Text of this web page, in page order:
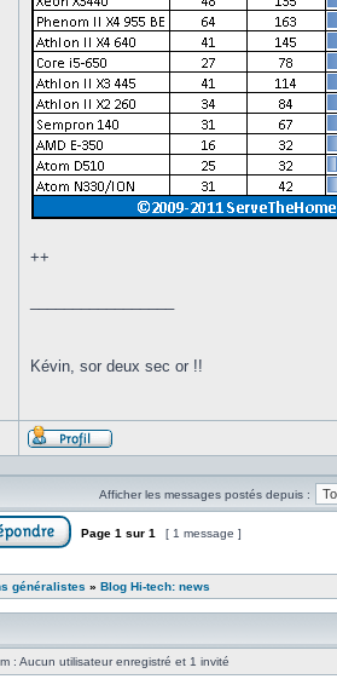
++
Kévin, sor deux sec or !!
Profil
Afficher les messages postés depuis :
Page 1 sur 1 [ 1 message ]
généralistes » Blog Hi-tech: news
: Aucun utilisateur enregistré et 1 invité